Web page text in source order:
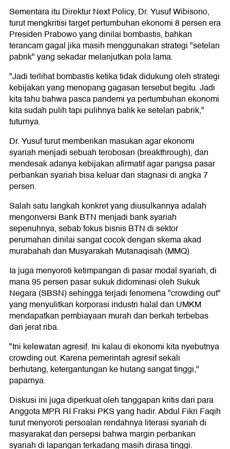
Sementara itu Direktur Next Policy, Dr. Yusuf Wibisono,
turut mengkritisi target pertumbuhan ekonomi 8 persen era
Presiden Prabowo yang dinilai bombastis, bahkan
terancam gagal jika masih menggunakan strategi "setelan
pabrik" yang sekadar melanjutkan pola lama.
"Jadi terlihat bombastis ketika tidak didukung oleh strategi
kebijakan yang menopang gagasan tersebut begitu. Jadi
kita tahu bahwa pasca pandemi ya pertumbuhan ekonomi
kita sudah pulih tapi pulihnya balik ke setelan pabrik,"
tuturnya.
Dr. Yusuf turut memberikan masukan agar ekonomi
syariah menjadi sebuah terobosan (breakthrough), dan
mendesak adanya kebijakan afirmatif agar pangsa pasar
perbankan syariah bisa keluar dari stagnasi di angka 7
persen.
Salah satu langkah konkret yang diusulkannya adalah
mengonversi Bank BTN menjadi bank syariah
sepenuhnya, sebab fokus bisnis BTN di sektor
perumahan dinilai sangat cocok dengan skema akad
murabahah dan Musyarakah Mutanaqisah (MMQ).
Ia juga menyoroti ketimpangan di pasar modal syariah, di
mana 95 persen pasar sukuk didominasi oleh Sukuk
Negara (SBSN) sehingga terjadi fenomena "crowding out"
yang menyulitkan korporasi industri halal dan UMKM
mendapatkan pembiayaan murah dan berkah terbebas
dari jerat riba.
"Ini kelewatan agresif. Ini kalau di ekonomi kita nyebutnya
crowding out. Karena pemerintah agresif sekali
berhutang, ketergantungan ke hutang sangat tinggi,"
paparnya.
Diskusi ini juga diperkuat oleh tanggapan kritis dari para
Anggota MPR RI Fraksi PKS yang hadir. Abdul Fikri Faqih
turut menyoroti persoalan rendahnya literasi syariah di
masyarakat dan persepsi bahwa margin perbankan
syariah di lapangan terkadang masih dirasa tinggi.